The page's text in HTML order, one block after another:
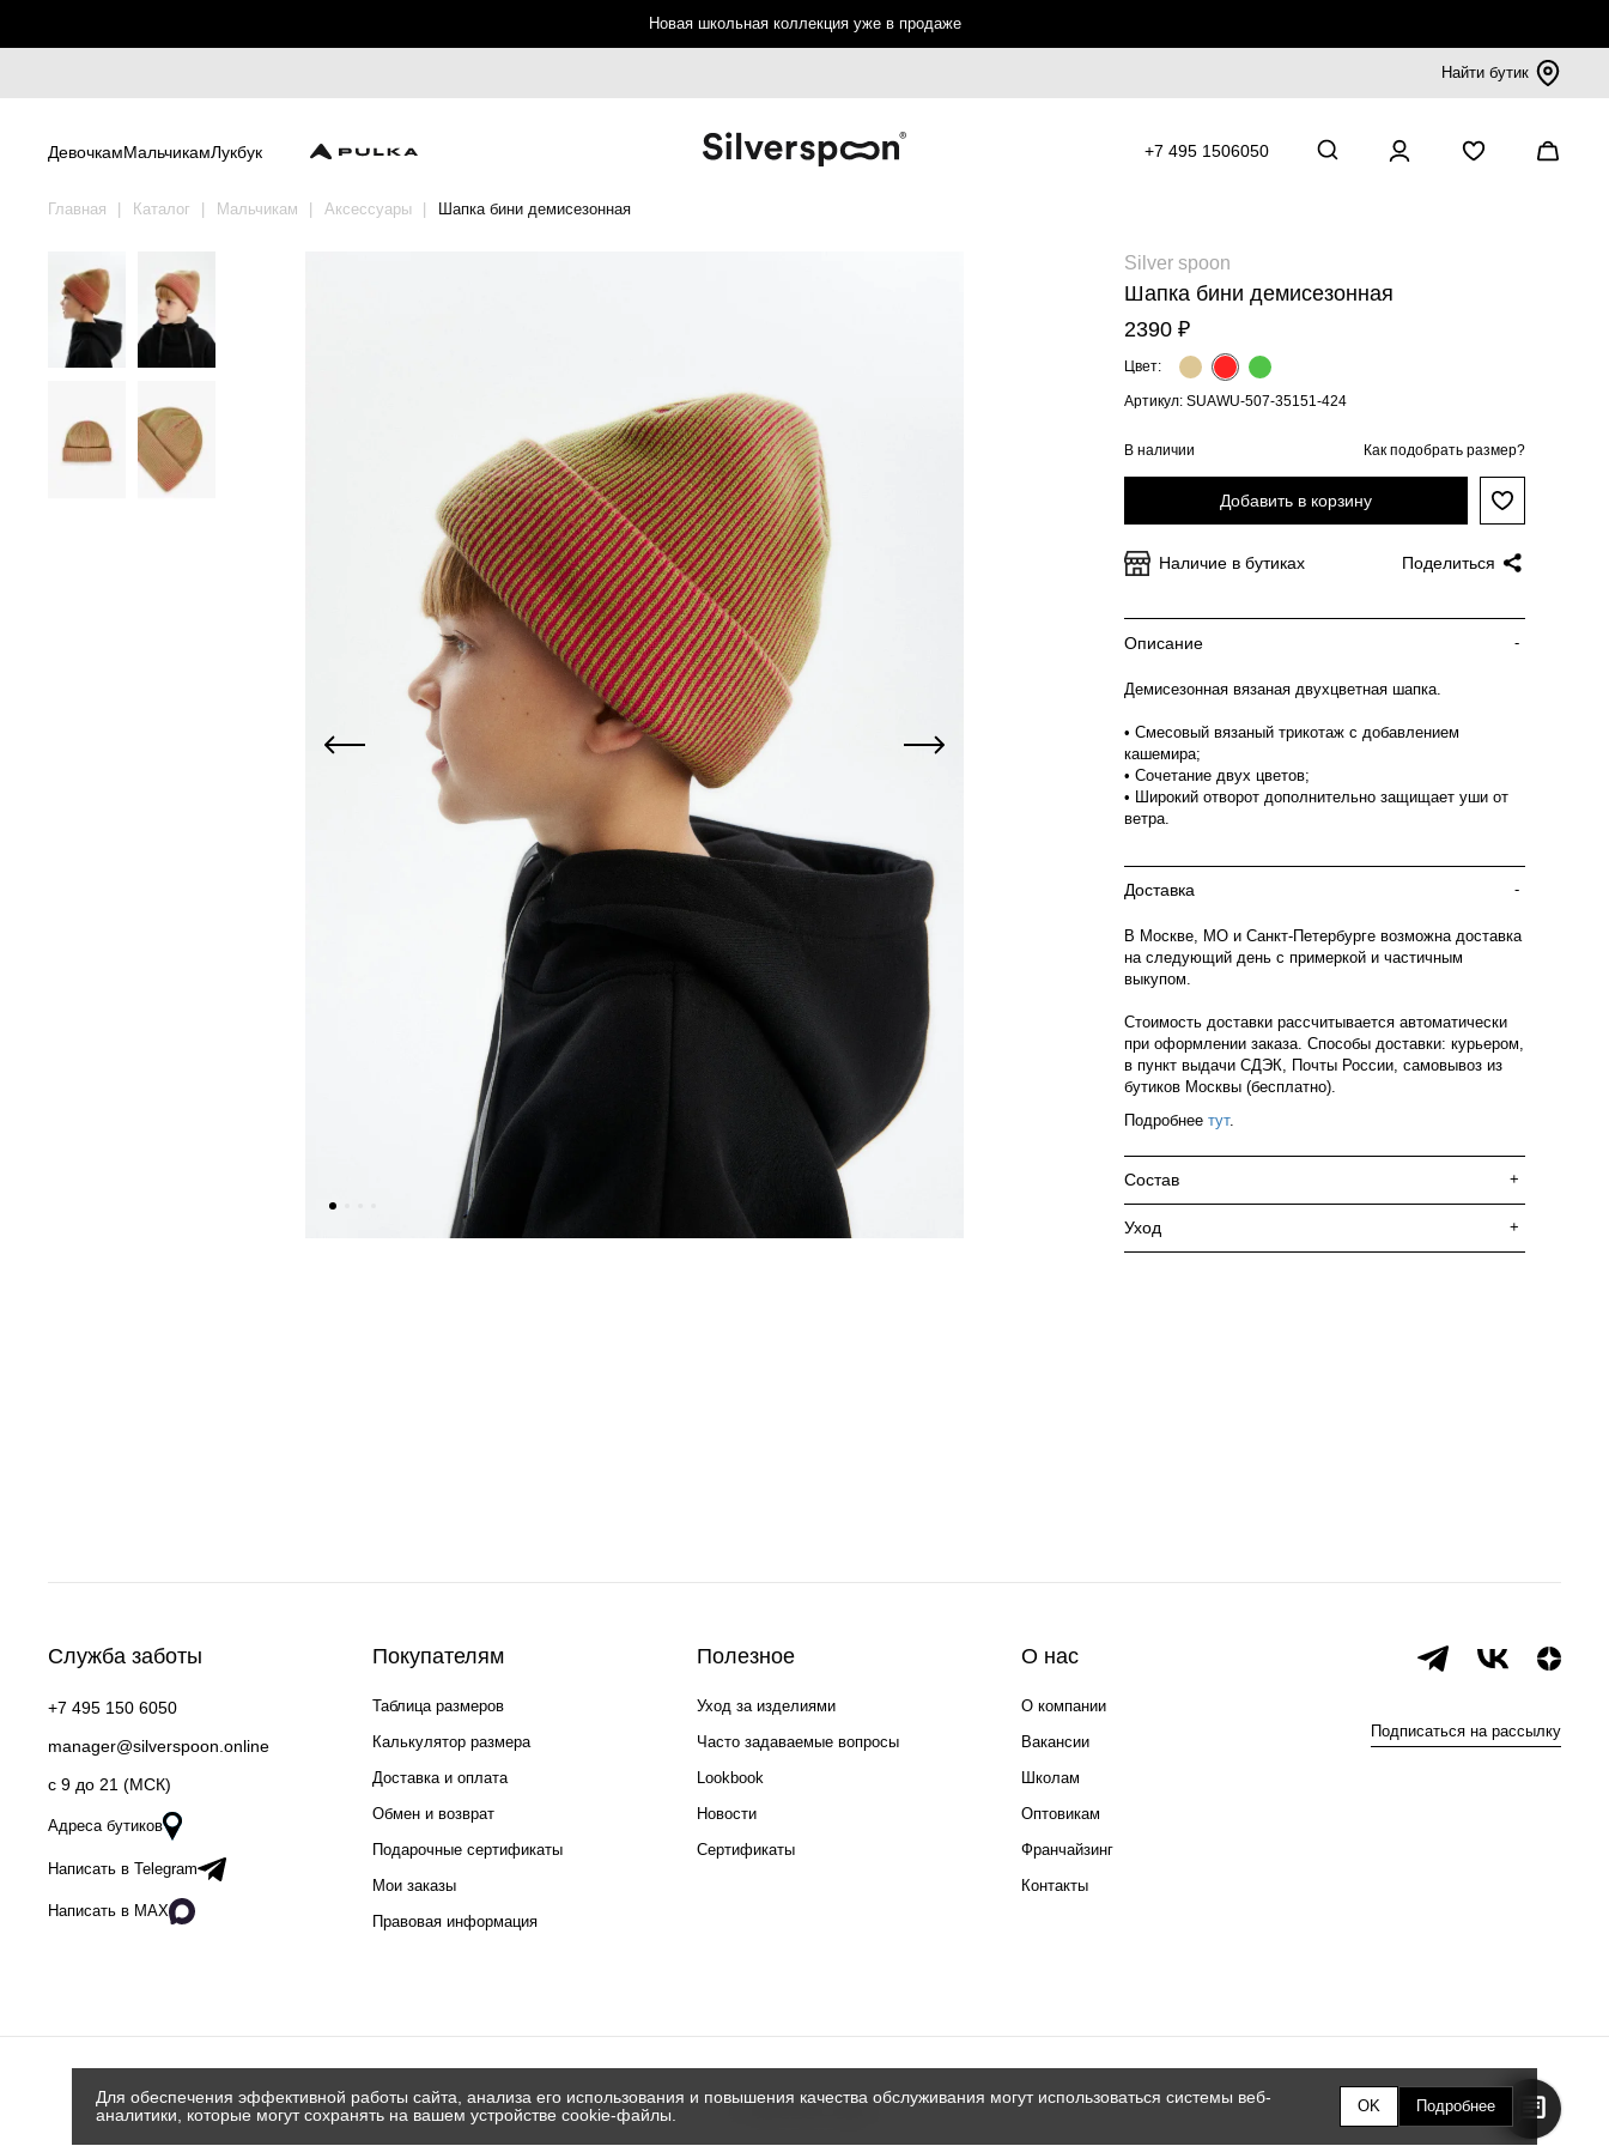
Новая школьная коллекция уже в продаже
Найти бутик
ДевочкамМальчикамЛукбук +7 495 1506050
Главная Каталог Мальчикам Аксессуары Шапка бини демисезонная
Silver spoon
Шапка бини демисезонная
2390 ₽
Цвет:
Артикул: SUAWU-507-35151-424
В наличии Как подобрать размер?
Добавить в корзину
Наличие в бутиках Поделиться
Описание -
Демисезонная вязаная двухцветная шапка.
• Смесовый вязаный трикотаж с добавлением
кашемира;
• Сочетание двух цветов;
• Широкий отворот дополнительно защищает уши от
ветра.
Доставка -
В Москве, МО и Санкт-Петербурге возможна доставка
на следующий день с примеркой и частичным
выкупом.
Стоимость доставки рассчитывается автоматически
при оформлении заказа. Способы доставки: курьером,
в пункт выдачи СДЭК, Почты России, самовывоз из
бутиков Москвы (бесплатно).
Подробнее тут.
Состав +
Уход +
Служба заботы
+7 495 150 6050
manager@silverspoon.online
c 9 до 21 (МСК)
Адреса бутиков
Написать в Telegram
Написать в MAX
Покупателям
Таблица размеров
Калькулятор размера
Доставка и оплата
Обмен и возврат
Подарочные сертификаты
Мои заказы
Правовая информация
Полезное
Уход за изделиями
Часто задаваемые вопросы
Lookbook
Новости
Сертификаты
О нас
О компании
Вакансии
Школам
Оптовикам
Франчайзинг
Контакты
Подписаться на рассылку
Для обеспечения эффективной работы сайта, анализа его использования и повышения качества обслуживания могут использоваться системы веб-
аналитики, которые могут сохранять на вашем устройстве cookie-файлы.
OK Подробнее